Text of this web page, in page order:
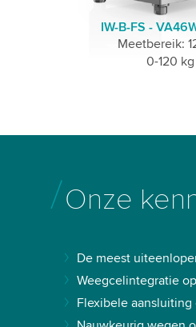
IW-B-FS -
Meetbereik:
0-120 kg
Onze
De meest
Weegcelintegratie
Flexibele